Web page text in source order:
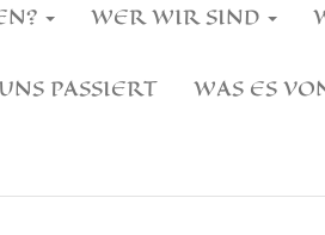
WER WIR SIND
PASSIERT WAS ES